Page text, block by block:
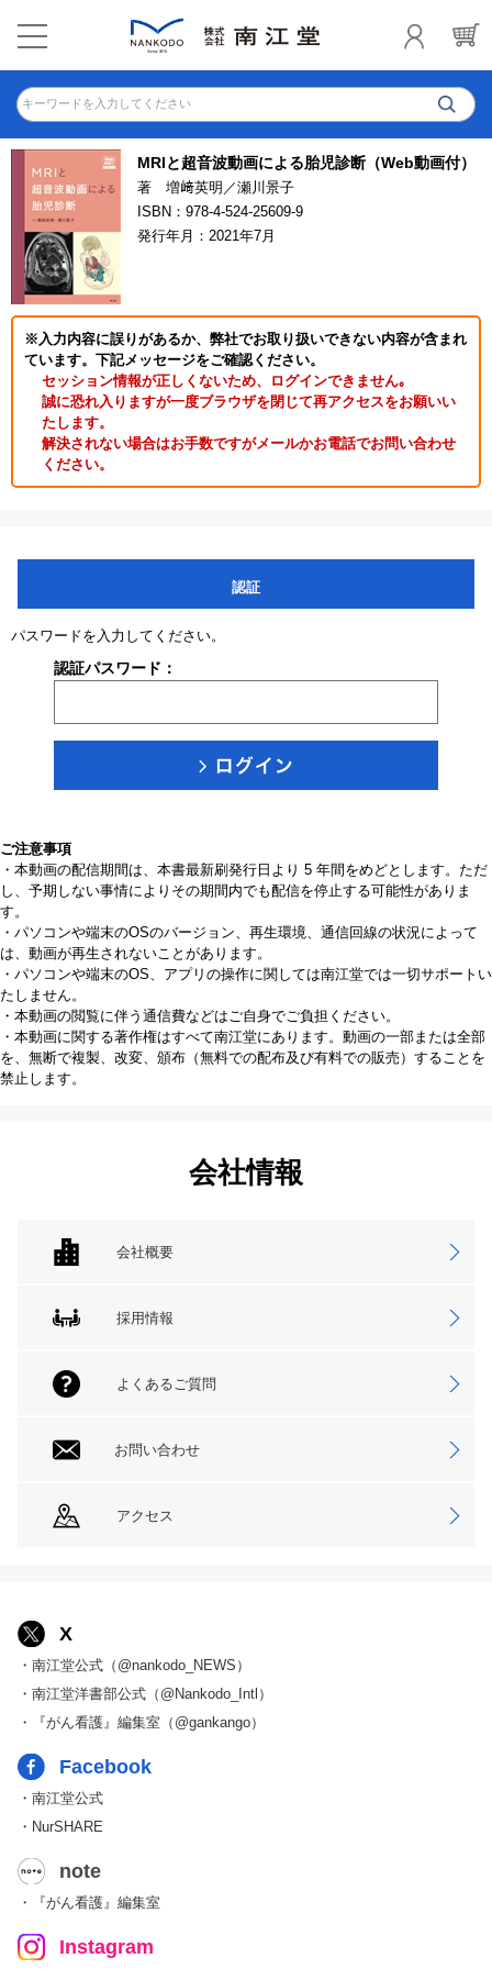
キーワードを入力してください
MRIと超音波動画による胎児診断（Web動画付）
著 増﨑英明／瀬川景子
ISBN：978-4-524-25609-9
発行年月：2021年7月
※入力内容に誤りがあるか、弊社でお取り扱いできない内容が含まれ
ています。下記メッセージをご確認ください。
セッション情報が正しくないため、ログインできません｡
誠に恐れ入りますが一度ブラウザを閉じて再アクセスをお願いい
たします。
解決されない場合はお手数ですがメールかお電話でお問い合わせ
ください。
認証
パスワードを入力してください。
認証パスワード：
ご注意事項
・本動画の配信期間は、本書最新刷発行日より 5 年間をめどとします。ただ
し、予期しない事情によりその期間内でも配信を停止する可能性がありま
す。
・パソコンや端末のOSのバージョン、再生環境、通信回線の状況によって
は、動画が再生されないことがあります。
・パソコンや端末のOS、アプリの操作に関しては南江堂では一切サポートい
たしません。
・本動画の閲覧に伴う通信費などはご自身でご負担ください。
・本動画に関する著作権はすべて南江堂にあります。動画の一部または全部
を、無断で複製、改変、頒布（無料での配布及び有料での販売）することを
禁止します。
会社情報
会社概要
採用情報
よくあるご質問
お問い合わせ
アクセス
X
・南江堂公式（@nankodo_NEWS）
・南江堂洋書部公式（@Nankodo_Intl）
・『がん看護』編集室（@gankango）
Facebook
・南江堂公式
・NurSHARE
note
・『がん看護』編集室
Instagram